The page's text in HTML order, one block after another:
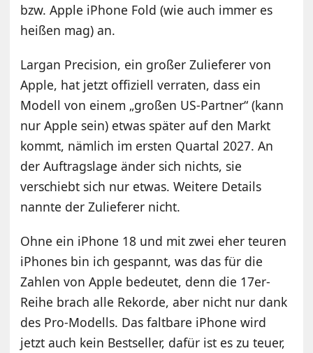
bzw. Apple iPhone Fold (wie auch immer es
heißen mag) an.
Largan Precision, ein großer Zulieferer von
Apple, hat jetzt offiziell verraten, dass ein
Modell von einem „großen US-Partner“ (kann
nur Apple sein) etwas später auf den Markt
kommt, nämlich im ersten Quartal 2027. An
der Auftragslage änder sich nichts, sie
verschiebt sich nur etwas. Weitere Details
nannte der Zulieferer nicht.
Ohne ein iPhone 18 und mit zwei eher teuren
iPhones bin ich gespannt, was das für die
Zahlen von Apple bedeutet, denn die 17er-
Reihe brach alle Rekorde, aber nicht nur dank
des Pro-Modells. Das faltbare iPhone wird
jetzt auch kein Bestseller, dafür ist es zu teuer,